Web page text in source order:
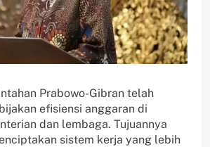
Prabowo-Gibran telah
efisiensi anggaran di
dan lembaga. Tujuannya
sistem kerja yang lebih